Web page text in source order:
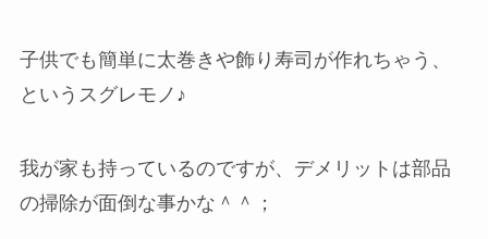
子供でも簡単に太巻きや飾り寿司が作れちゃう、
というスグレモノ♪
我が家も持っているのですが、デメリットは部品
の掃除が面倒な事かな＾＾；